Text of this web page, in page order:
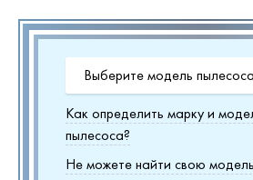
Выберите модель
Как определить марку и
пылесоса?
Не можете найти свою